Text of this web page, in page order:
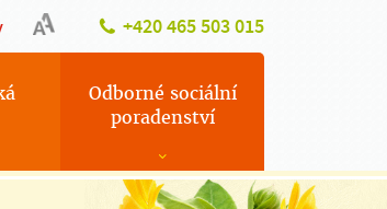
+420 465 503 015
Odborné sociální
poradenství